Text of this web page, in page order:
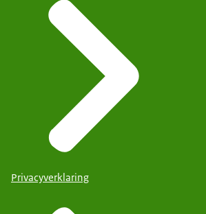
Privacyverklaring